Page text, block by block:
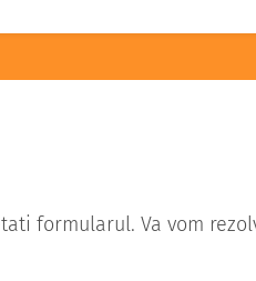
formularul. Va vom